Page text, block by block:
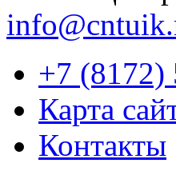
+7 (8172)
Карта
Контакты